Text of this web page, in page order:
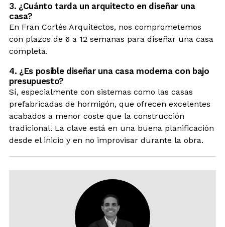
3. ¿Cuánto tarda un arquitecto en diseñar una
casa?
En Fran Cortés Arquitectos, nos comprometemos
con plazos de 6 a 12 semanas para diseñar una casa
completa.
4. ¿Es posible diseñar una casa moderna con bajo
presupuesto?
Sí, especialmente con sistemas como las casas
prefabricadas de hormigón, que ofrecen excelentes
acabados a menor coste que la construcción
tradicional. La clave está en una buena planificación
desde el inicio y en no improvisar durante la obra.